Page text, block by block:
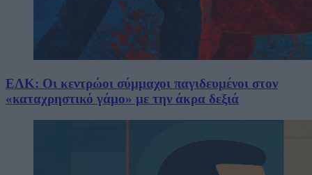
ΕΛΚ: Οι κεντρώοι σύμμαχοι παγιδευμένοι στον
«καταχρηστικό γάμο» με την άκρα δεξιά